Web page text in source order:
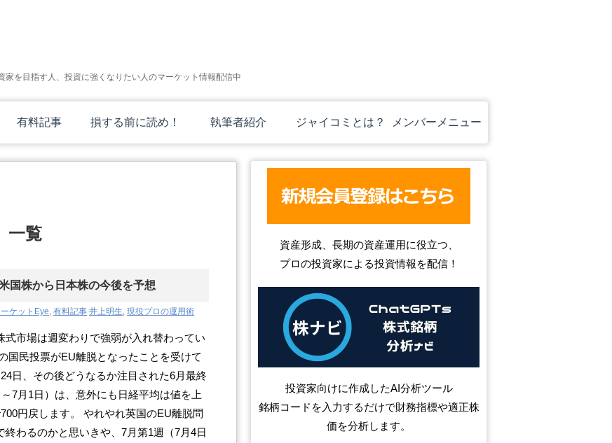
を目指す人、投資に強くなりたい人のマーケット情報配信中
有料記事 損する前に読め！ 執筆者紹介 ジャイコミとは？ メンバーメニュー
一覧
国株から日本株の今後を予想
ケットEye, 有料記事 井上明生, 現役プロの運用術
式市場は週変わりで強弱が入れ替わってい
国民投票がEU離脱となったことを受けて
日、その後どうなるか注目された6月最終
7月1日）は、意外にも日経平均は値を上
円戻します。 やれやれ英国のEU離脱問
終わるのかと思いきや、7月第1週（7月4日
資産形成、長期の資産運用に役立つ、
プロの投資家による投資情報を配信！
投資家向けに作成したAI分析ツール
銘柄コードを入力するだけで財務指標や適正株
価を分析します。